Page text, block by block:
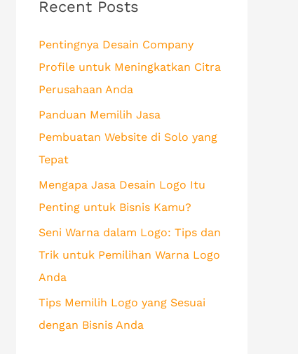
c
f
o
r
:
Recent Posts
Pentingnya Desain Company
Profile untuk Meningkatkan Citra
Perusahaan Anda
Panduan Memilih Jasa
Pembuatan Website di Solo yang
Tepat
Mengapa Jasa Desain Logo Itu
Penting untuk Bisnis Kamu?
Seni Warna dalam Logo: Tips dan
Trik untuk Pemilihan Warna Logo
Anda
Tips Memilih Logo yang Sesuai
dengan Bisnis Anda